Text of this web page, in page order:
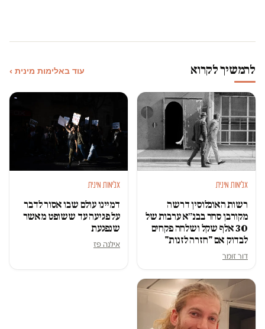
להמשיך לקרוא עוד באלימות מינית ›
אלימות מינית
רשות האוכלוסין דרשה
מקורבן סחר בבנ״א ערבות של
30 אלף שקל ושלחה פקחים
לבדוק אם "חזרה לזנות"
דור זומר
אלימות מינית
דמיינו עולם שבו אסור לדבר
על פגיעה עד ששופט מאשר
שנפגעת
אילנה פז